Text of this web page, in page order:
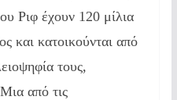
Ριφ έχουν 120 μίλια
και κατοικούνται από
τους,
από τις